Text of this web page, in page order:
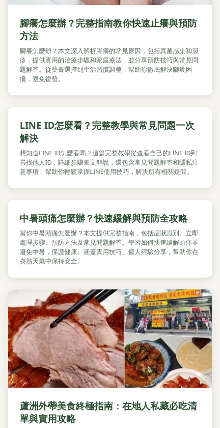
腳癢怎麼辦？完整指南教你快速止癢與預防
方法
腳癢怎麼辦？本文深入解析腳癢的常見原因，包括真菌感染和濕
疹，提供實用的治療步驟和家庭療法，並分享預防技巧與常見問
題解答。從藥膏選擇到生活習慣調整，幫助你徹底解決腳癢困
擾，避免復發。
LINE ID怎麼看？完整教學與常見問題一次
解決
想知道LINE ID怎麼看嗎？這篇完整教學從查看自己的LINE ID到
尋找他人ID，詳細步驟圖文解說，還包含常見問題解答和隱私注
意事項，幫助你輕鬆掌握LINE使用技巧，解決所有相關疑問。
中暑頭痛怎麼辦？快速緩解與預防全攻略
當你中暑頭痛怎麼辦？本文提供完整指南，包括症狀識別、立即
處理步驟、預防方法及常見問題解答。學習如何快速緩解頭痛並
避免中暑，保護健康。涵蓋實用技巧、個人經驗分享，幫助你在
炎熱天氣中保持安全。
蘆洲外帶美食終極指南：在地人私藏必吃清
單與實用攻略